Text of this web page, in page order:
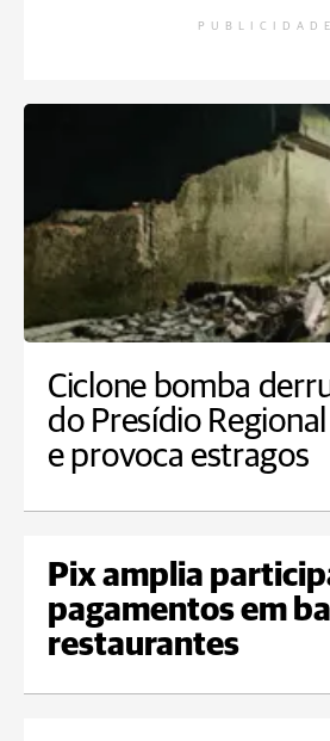
PUBLICIDADE
Ciclone bomba
do Presídio
e provoca estragos
Pix amplia
pagamentos em
restaurantes